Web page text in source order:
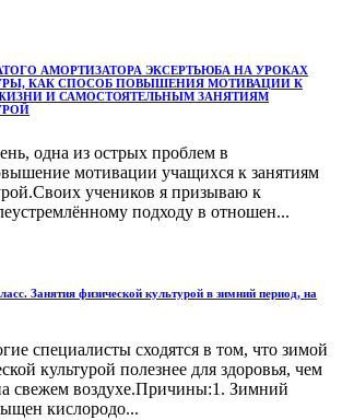
АМОРТИЗАТОРА ЭКСЕРТЬЮБА НА УРОКАХ
КАК СПОСОБ ПОВЫШЕНИЯ МОТИВАЦИИ К
И САМОСТОЯТЕЛЬНЫМ ЗАНЯТИЯМ
одна из острых проблем в
мотивации учащихся к занятиям
учеников я призываю к
подходу в отношен...
Занятия физической культурой в зимний период, на
специалисты сходятся в том, что зимой
культурой полезнее для здоровья, чем
свежем воздухе.Причины:1. Зимний
кислородо...